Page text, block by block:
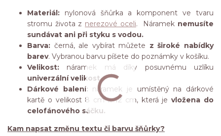
Materiál: nylonová šňůrka a komponent ve tvaru
stromu života z nerezové oceli. Náramek nemusíte
sundávat ani při styku s vodou.
Barva: černá, ale vybírat můžete z široké nabídky
barev. Vybranou barvu píšete do poznámky v košíku.
Velikost: náramek má díky posuvnému uzlíku
univerzální velikost.
Dárkové balení: náramek je umístěný na dárkové
kartě o velikost 8 cm x 12 cm, která jevložena do
celofánového sáčku.
Kam napsat změnu textu či barvu šňůrky?